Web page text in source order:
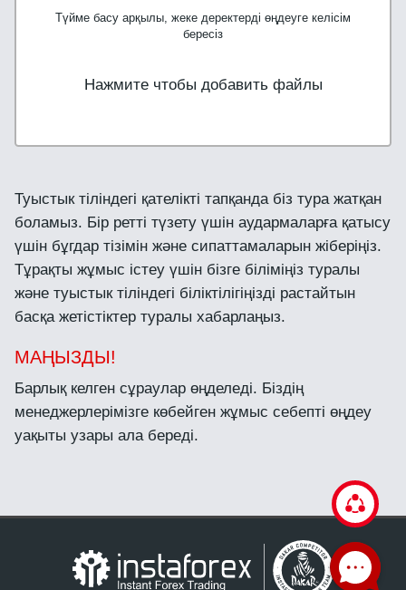
Түйме басу арқылы, жеке деректерді өңдеуге келісім
бересіз
Нажмите чтобы добавить файлы
Туыстык тіліндегі қателікті тапқанда біз тура жатқан
боламыз. Бір ретті түзету үшін аудармаларға қатысу
үшін бұгдар тізімін және сипаттамаларын жіберіңіз.
Тұрақты жұмыс істеу үшін бізге біліміңіз туралы
және туыстык тіліндегі біліктілігіңізді растайтын
басқа жетістіктер туралы хабарлаңыз.
МАҢЫЗДЫ!
Барлық келген сұраулар өңделеді. Біздің
менеджерлерімізге көбейген жұмыс себепті өңдеу
уақыты узары ала береді.